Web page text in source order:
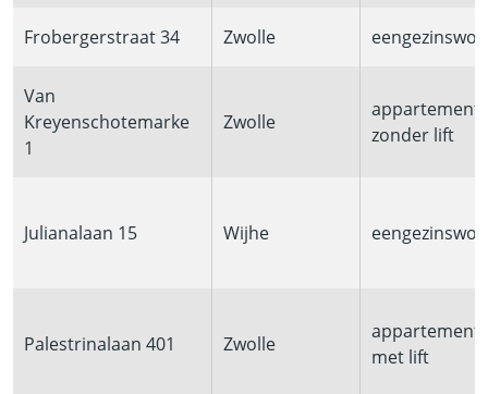
Frobergerstraat 34 Zwolle
Van
Kreyenschotemarke
1
Zwolle
appartement
zonder lift
Julianalaan 15 Wijhe
Palestrinalaan 401 Zwolle
appartement
met lift